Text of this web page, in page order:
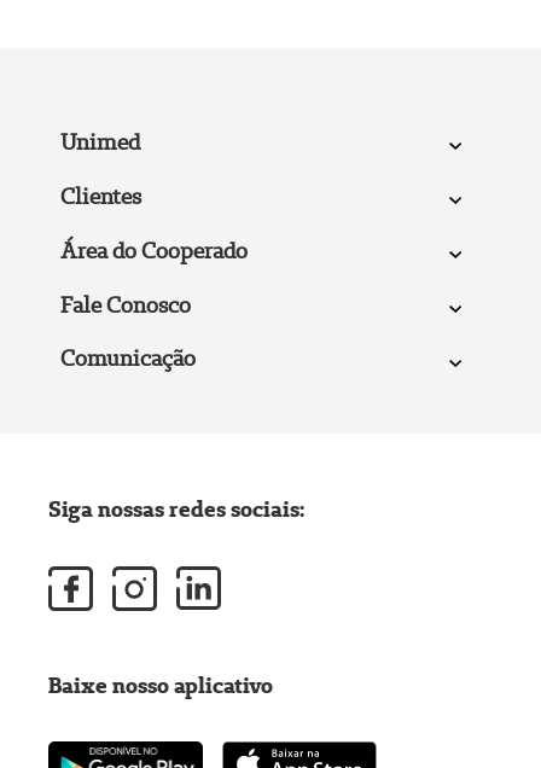
Unimed
Clientes
Área do Cooperado
Fale Conosco
Comunicação
Siga nossas redes sociais:
Baixe nosso aplicativo